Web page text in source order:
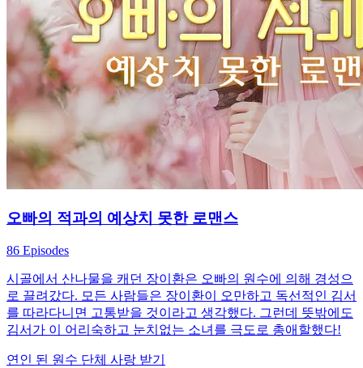
오빠의 적과의 예상치 못한 로맨스
86 Episodes
시골에서 산나물을 캐던 장이환은 오빠의 원수에 의해 경성으
로 끌려갔다. 모든 사람들은 장이환이 오만하고 독선적인 김서
를 따라다니면 고통받을 것이라고 생각했다. 그런데 뜻밖에도
김서가 이 어리숙하고 눈치없는 소녀를 극도로 총애할했다!
연인 된 원수 단체 사랑 받기